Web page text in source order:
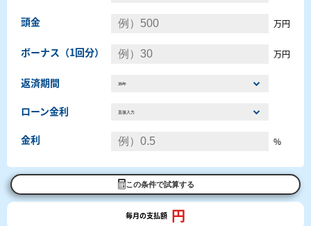
頭金 万円
ボーナス（1回分） 万円
返済期間
ローン金利
金利 %
この条件で試算する
毎月の支払額 円